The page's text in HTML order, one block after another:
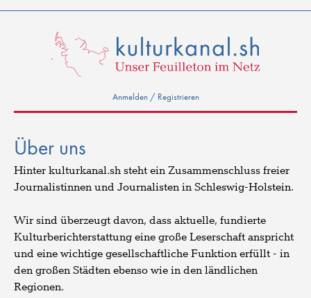
Anmelden / Registrieren
Über uns
Hinter kulturkanal.sh steht ein Zusammenschluss freier
Journalistinnen und Journalisten in Schleswig-Holstein.
Wir sind überzeugt davon, dass aktuelle, fundierte
Kulturberichterstattung eine große Leserschaft anspricht
und eine wichtige gesellschaftliche Funktion erfüllt - in
den großen Städten ebenso wie in den ländlichen
Regionen.